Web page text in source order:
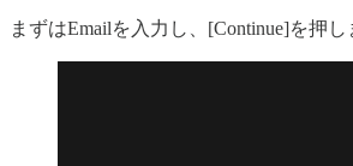
まずはEmailを入力し、[Continue]を押し